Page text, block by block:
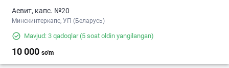
Аевит, капс. №20
Минскинтеркапс, УП (Беларусь)
Mavjud: 3 qadoqlar(5 soat oldin yangilangan)
10 000 so'm